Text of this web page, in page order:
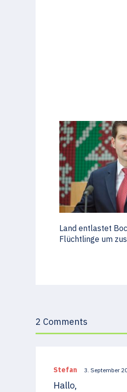
Land entlastet
Flüchtlinge um
2 Comments
Stefan 3. September
Hallo,